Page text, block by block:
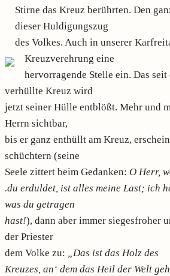
Stirne das Kreuz berührten. Den
dieser Huldigungszug
des Volkes. Auch in unserer
Kreuzverehrung eine
hervorragende Stelle ein. Das seit
verhüllte Kreuz wird
jetzt seiner Hülle entblößt. Mehr und
Herrn sichtbar,
bis er ganz enthüllt am Kreuz,
schüchtern (seine
Seele zittert beim Gedanken: O Herr,
.du erduldet, ist alles meine Last; ich
was du getragen
hast!), dann aber immer siegesfroher
der Priester
dem Volke zu: „Das ist das Holz des
Kreuzes, an‘ dem das Heil der Welt